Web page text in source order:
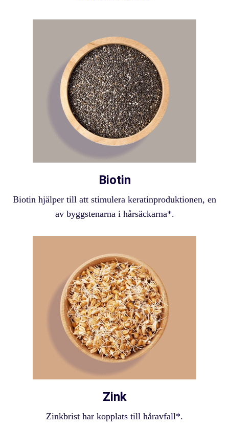
Biotin
Biotin hjälper till att stimulera keratinproduktionen, en
av byggstenarna i hårsäckarna*.
Zink
Zinkbrist har kopplats till håravfall*.